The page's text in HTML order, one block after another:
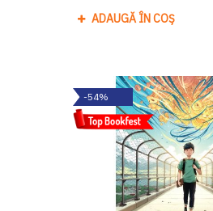
ADAUGĂ ÎN COȘ
-54%